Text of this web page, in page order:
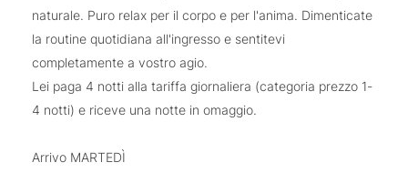
naturale. Puro relax per il corpo e per l'anima. Dimenticate
la routine quotidiana all'ingresso e sentitevi
completamente a vostro agio.
Lei paga 4 notti alla tariffa giornaliera (categoria prezzo 1-
4 notti) e riceve una notte in omaggio.
Arrivo MARTEDÌ